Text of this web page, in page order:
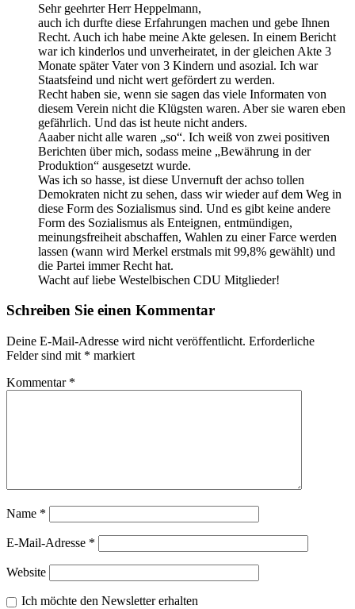
Sehr geehrter Herr Heppelmann,
auch ich durfte diese Erfahrungen machen und gebe Ihnen
Recht. Auch ich habe meine Akte gelesen. In einem Bericht
war ich kinderlos und unverheiratet, in der gleichen Akte 3
Monate später Vater von 3 Kindern und asozial. Ich war
Staatsfeind und nicht wert gefördert zu werden.
Recht haben sie, wenn sie sagen das viele Informaten von
diesem Verein nicht die Klügsten waren. Aber sie waren eben
gefährlich. Und das ist heute nicht anders.
Aaaber nicht alle waren „so“. Ich weiß von zwei positiven
Berichten über mich, sodass meine „Bewährung in der
Produktion“ ausgesetzt wurde.
Was ich so hasse, ist diese Unvernuft der achso tollen
Demokraten nicht zu sehen, dass wir wieder auf dem Weg in
diese Form des Sozialismus sind. Und es gibt keine andere
Form des Sozialismus als Enteignen, entmündigen,
meinungsfreiheit abschaffen, Wahlen zu einer Farce werden
lassen (wann wird Merkel erstmals mit 99,8% gewählt) und
die Partei immer Recht hat.
Wacht auf liebe Westelbischen CDU Mitglieder!
Schreiben Sie einen Kommentar
Deine E-Mail-Adresse wird nicht veröffentlicht. Erforderliche
Felder sind mit * markiert
Kommentar *
Name *
E-Mail-Adresse *
Website
Ich möchte den Newsletter erhalten